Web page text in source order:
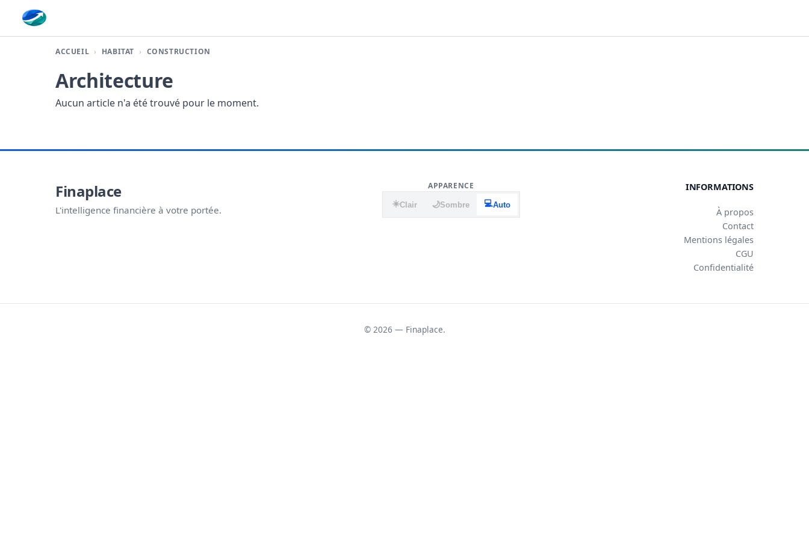
ACCUEIL HABITAT CONSTRUCTION
Architecture
Aucun article n'a été trouvé pour le moment.
Finaplace
L'intelligence financière à votre portée.
APPARENCE
☀️Clair 🌙Sombre 💻Auto
INFORMATIONS
À propos
Contact
Mentions légales
CGU
Confidentialité
© 2026 — Finaplace.